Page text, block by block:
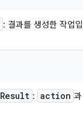
: 결과를 생성한 작업
Result : action